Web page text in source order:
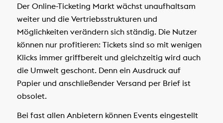
Der Online-Ticketing Markt wächst unaufhaltsam
weiter und die Vertriebsstrukturen und
Möglichkeiten verändern sich ständig. Die Nutzer
können nur profitieren: Tickets sind so mit wenigen
Klicks immer griffbereit und gleichzeitig wird auch
die Umwelt geschont. Denn ein Ausdruck auf
Papier und anschließender Versand per Brief ist
obsolet.
Bei fast allen Anbietern können Events eingestellt